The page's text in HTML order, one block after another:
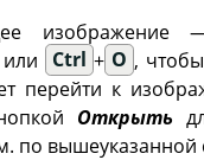
изображение
или Ctrl + O ,
перейти к
Открыть
по вышеуказанной